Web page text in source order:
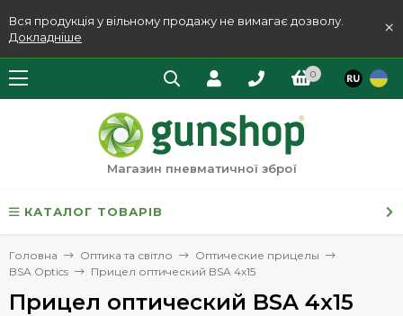
Вся продукція у вільному продажу не вимагає дозволу.
Докладніше
×
0
Магазин пневматичної зброї
КАТАЛОГ ТОВАРІВ
Головна Оптика та світло
Оптические прицелы
BSA Optics
Прицел оптический BSA 4x15
Прицел оптический BSA 4x15